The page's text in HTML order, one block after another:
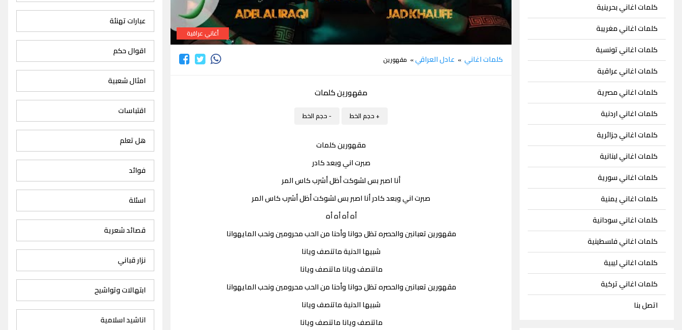
كلمات اغاني بحرينية
كلمات اغاني مغريبة
كلمات اغاني تونسية
كلمات اغاني عراقية
كلمات اغاني مصرية
كلمات اغاني اردنية
كلمات اغاني جزائرية
كلمات اغاني لبنانية
كلمات اغاني سورية
كلمات اغاني يمنية
كلمات اغاني سودانية
كلمات اغاني فلسطينية
كلمات اغاني ليبية
كلمات اغاني تركية
اتصل بنا
أغاني عراقية
كلمات اغاني » عادل العراقي» مقهورين
مقهورين كلمات
+ حجم الخط - حجم الخط
مقهورين كلمات
صبرت اني وبعد كادر
أنا اصبر بس لشوكت أظل أشرب كاس المر
صبرت اني وبعد كادر أنا اصبر بس لشوكت أظل أشرب كاس المر
أه أه أه أه
مقهورين تعبانين والحصره تظل جوانا وأحنا من الحب محرومين ونحب المايهوانا
شبيها الدنية ماتنصف ويانا
ماتنصف ويانا ماتنصف ويانا
مقهورين تعبانين والحصره تظل جوانا وأحنا من الحب محرومين ونحب المايهوانا
شبيها الدنية ماتنصف ويانا
ماتنصف ويانا ماتنصف ويانا
عبارات تهنئة
اقوال حكم
امثال شعبية
اقتباسات
هل تعلم
فوائد
اسئلة
قصائد شعرية
نزار قباني
ابتهالات وتواشيح
اناشيد اسلامية